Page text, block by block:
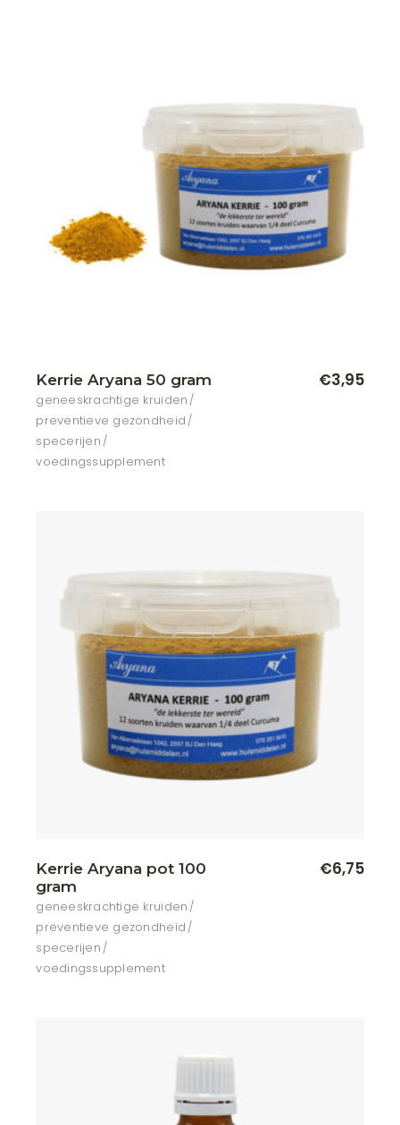
Kerrie Aryana 50 gram
geneeskrachtige kruiden
preventieve gezondheid
specerijen
voedingssupplement
€3,95
Kerrie Aryana pot 100
gram
geneeskrachtige kruiden
preventieve gezondheid
specerijen
voedingssupplement
€6,75